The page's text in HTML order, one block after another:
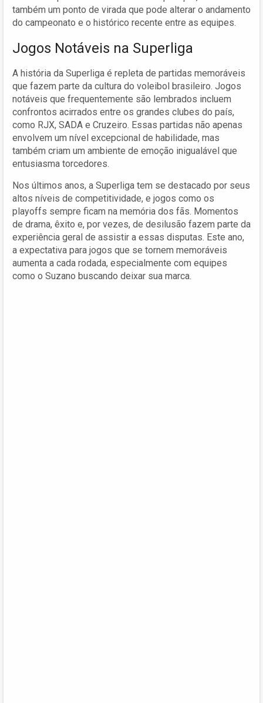
também um ponto de virada que pode alterar o andamento
do campeonato e o histórico recente entre as equipes.
Jogos Notáveis na Superliga
A história da Superliga é repleta de partidas memoráveis
que fazem parte da cultura do voleibol brasileiro. Jogos
notáveis que frequentemente são lembrados incluem
confrontos acirrados entre os grandes clubes do país,
como RJX, SADA e Cruzeiro. Essas partidas não apenas
envolvem um nível excepcional de habilidade, mas
também criam um ambiente de emoção inigualável que
entusiasma torcedores.
Nos últimos anos, a Superliga tem se destacado por seus
altos níveis de competitividade, e jogos como os
playoffs sempre ficam na memória dos fãs. Momentos
de drama, êxito e, por vezes, de desilusão fazem parte da
experiência geral de assistir a essas disputas. Este ano,
a expectativa para jogos que se tornem memoráveis
aumenta a cada rodada, especialmente com equipes
como o Suzano buscando deixar sua marca.